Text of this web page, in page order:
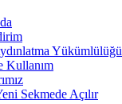
Yükümlülüğü
Kullanım
Sekmede Açılır